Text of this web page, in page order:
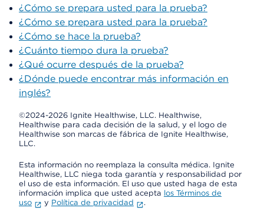
¿Cómo se prepara usted para la prueba?
¿Cómo se prepara usted para la prueba?
¿Cómo se hace la prueba?
¿Cuánto tiempo dura la prueba?
¿Qué ocurre después de la prueba?
¿Dónde puede encontrar más información en
inglés?
©2024-2026 Ignite Healthwise, LLC. Healthwise,
Healthwise para cada decisión de la salud, y el logo de
Healthwise son marcas de fábrica de Ignite Healthwise,
LLC.
Esta información no reemplaza la consulta médica. Ignite
Healthwise, LLC niega toda garantía y responsabilidad por
el uso de esta información. El uso que usted haga de esta
información implica que usted acepta los Términos de
uso
y Política de privacidad .